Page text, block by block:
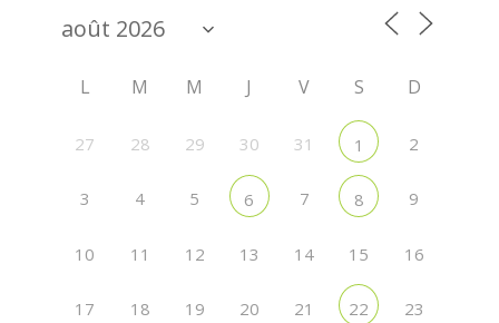
L M M J V S D
27 28 29 30 31 1 2
3 4 5 6 7 8 9
10 11 12 13 14 15 16
17 18 19 20 21 22 23